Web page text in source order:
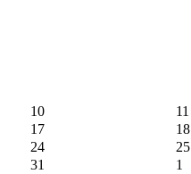
10 11
17
18
24
25
31
1